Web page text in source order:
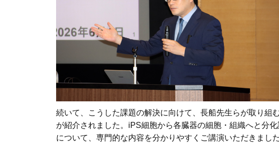
続いて、こうした課題の解決に向けて、長船先生らが取り
が紹介されました。iPS細胞から各臓器の細胞・組織へと分
について、専門的な内容を分かりやすくご講演いただきました